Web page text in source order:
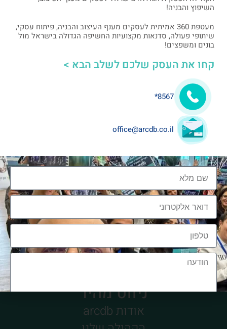
שליחה
מנוע צמיחה לעסקים מענף
העיצוב והבניה
ניווט מהיר
אודות arcdb
השיפוץ והבניה!
מעטפת 360 אמיתית לעסקים מענף העיצוב והבניה, פיתוח עסקי,
שיתופי פעולה, סדנאות מקצועיות החשיפה הגדולה בישראל מול
בונים ומשפצים!
קחו את העסק שלכם לשלב הבא >
8567*
office@arcdb.co.il
הצטרפות לקהילה